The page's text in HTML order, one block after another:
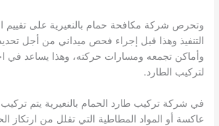
وتحرص شركة مكافحة حمام بالنعيرية على تقييم
التنفيذ وهذا قبل إجراء فحص ميداني من أجل
وأماكن تجمعه ومسارات حركته، وهذا يساعد في
لتركيب الطارد.
في شركة تركيب طارد الحمام بالنعيرية يتم
عاكسة أو المواد المطاطية التي تقلل من ارتكاز